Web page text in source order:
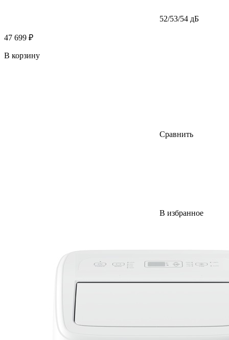
52/53/54 дБ
47 699 ₽
В корзину
Сравнить
В избранное